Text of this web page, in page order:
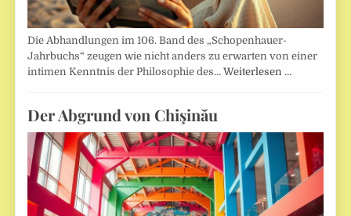
Die Abhandlungen im 106. Band des „Schopenhauer-
Jahrbuchs“ zeugen wie nicht anders zu erwarten von einer
intimen Kenntnis der Philosophie des…Weiterlesen …
Der Abgrund von Chişinău